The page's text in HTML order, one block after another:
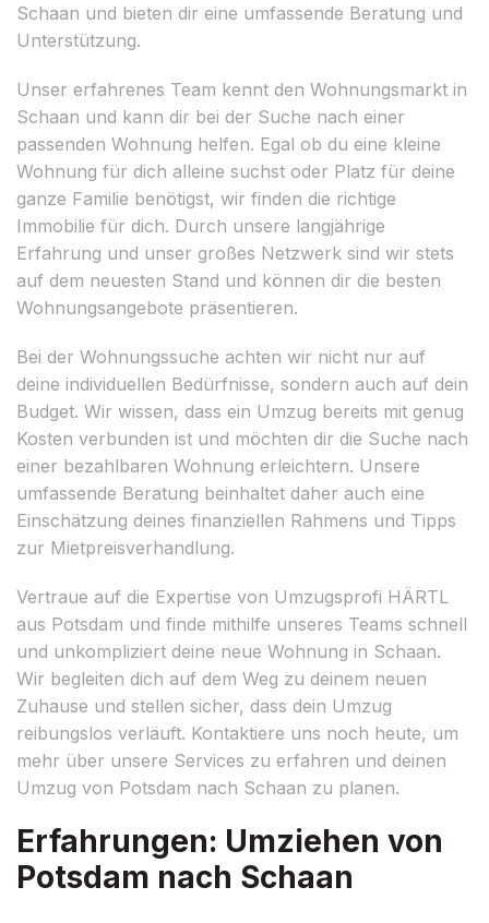
Schaan und bieten dir eine umfassende Beratung und
Unterstützung.
Unser erfahrenes Team kennt den Wohnungsmarkt in
Schaan und kann dir bei der Suche nach einer
passenden Wohnung helfen. Egal ob du eine kleine
Wohnung für dich alleine suchst oder Platz für deine
ganze Familie benötigst, wir finden die richtige
Immobilie für dich. Durch unsere langjährige
Erfahrung und unser großes Netzwerk sind wir stets
auf dem neuesten Stand und können dir die besten
Wohnungsangebote präsentieren.
Bei der Wohnungssuche achten wir nicht nur auf
deine individuellen Bedürfnisse, sondern auch auf dein
Budget. Wir wissen, dass ein Umzug bereits mit genug
Kosten verbunden ist und möchten dir die Suche nach
einer bezahlbaren Wohnung erleichtern. Unsere
umfassende Beratung beinhaltet daher auch eine
Einschätzung deines finanziellen Rahmens und Tipps
zur Mietpreisverhandlung.
Vertraue auf die Expertise von Umzugsprofi HÄRTL
aus Potsdam und finde mithilfe unseres Teams schnell
und unkompliziert deine neue Wohnung in Schaan.
Wir begleiten dich auf dem Weg zu deinem neuen
Zuhause und stellen sicher, dass dein Umzug
reibungslos verläuft. Kontaktiere uns noch heute, um
mehr über unsere Services zu erfahren und deinen
Umzug von Potsdam nach Schaan zu planen.
Erfahrungen: Umziehen von
Potsdam nach Schaan